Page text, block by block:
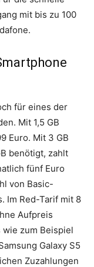
mit bis zu 100
für eines der
Mit 1,5 GB
Euro. Mit 3 GB
benötigt, zahlt
fünf Euro
von Basic-
Im Red-Tarif mit 8
Aufpreis
zum Beispiel
Galaxy S5
Zuzahlungen